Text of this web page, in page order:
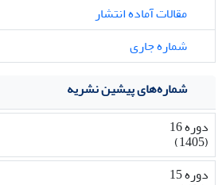
مقالات آماده انتشار
شماره جاری
شماره‌های پیشین نشریه
دوره 16
(1405)
دوره 15